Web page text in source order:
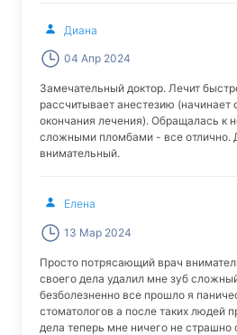
Диана
04 Апр 2024
Замечательный доктор. Лечит
рассчитывает анестезию (начинает
окончания лечения). Обращалась к
сложными пломбами - все отлично.
внимательный.
Елена
13 Мар 2024
Просто потрясающий врач
своего дела удалил мне зуб
безболезненно все прошло я
стоматологов а после таких людей
дела теперь мне ничего не страшно